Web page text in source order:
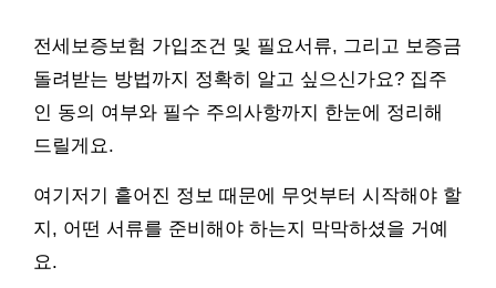
전세보증보험 가입조건 및 필요서류, 그리고 보증금
돌려받는 방법까지 정확히 알고 싶으신가요? 집주
인 동의 여부와 필수 주의사항까지 한눈에 정리해
드릴게요.
여기저기 흩어진 정보 때문에 무엇부터 시작해야 할
지, 어떤 서류를 준비해야 하는지 막막하셨을 거예
요.